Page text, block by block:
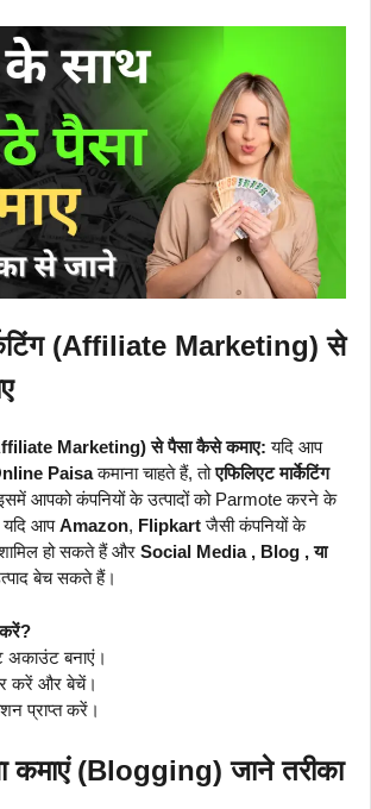
(Affiliate Marketing) से
Marketing) से पैसा कैसे कमाए: यदि आप
Paisaकमाना चाहते हैं, तोएफिलिएट मार्केटिंग
इसमें आपको कंपनियों के उत्पादों को Parmote करने के
यदि आपAmazon, Flipkartजैसी कंपनियों के
हो सकते हैं और Social Media , Blog , या
बेच सकते हैं।
अकाउंट बनाएं।
करें और बेचें।
प्राप्त करें।
कमाएं (Blogging) जाने तरीका